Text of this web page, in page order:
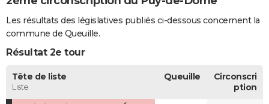
Les résultats des législatives publiés ci-dessous concernent la
commune de Queuille.
Résultat 2e tour
Tête de liste
Liste
Queuille
Circonscri
ption